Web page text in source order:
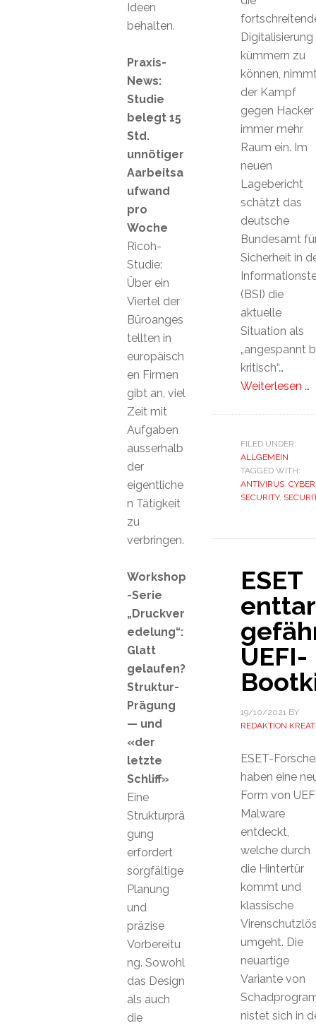
Digitalisierung
kümmern zu
können,
der Kampf
gegen Hacker
immer mehr
Raum ein. Im
neuen
Lagebericht
schätzt das
deutsche
Bundesamt
Sicherheit in
(BSI) die
aktuelle
Situation als
„angespannt
kritisch“…
Weiterlesen …
FILED UNDER:
ALLGEMEIN
TAGGED WITH:
ANTIVIRUS, CYBER
SECURITY,
ESET
UEFI-
19/10/2021 BY
REDAKTION
ESET-
haben eine
Form von
Malware
entdeckt,
welche durch
die Hintertür
kommt und
klassische
umgeht. Die
neuartige
Variante von
nistet sich in
Ideen
behalten.
Praxis-
News:
Studie
belegt 15
Std.
unnötiger
Aarbeitsa
ufwand
pro
Woche
Ricoh-
Studie:
Über ein
Viertel der
Büroanges
tellten in
europäisch
en Firmen
gibt an, viel
Zeit mit
Aufgaben
ausserhalb
der
eigentliche
n Tätigkeit
zu
verbringen.
Workshop
-Serie
„Druckver
edelung“:
Glatt
gelaufen?
Struktur-
Prägung
— und
«der
letzte
Schliff»
Eine
Strukturprä
gung
erfordert
sorgfältige
Planung
und
präzise
Vorbereitu
ng. Sowohl
das Design
als auch
die